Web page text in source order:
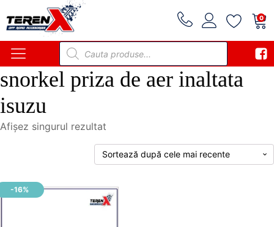
0
Products
search
snorkel priza de aer inaltata
isuzu
Afișez singurul rezultat
-16%